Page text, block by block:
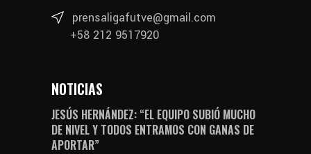
prensaligafutve@gmail.com
+58 212 9517920
NOTICIAS
JESÚS HERNÁNDEZ: “EL EQUIPO SUBIÓ MUCHO
DE NIVEL Y TODOS ENTRAMOS CON GANAS DE
APORTAR”